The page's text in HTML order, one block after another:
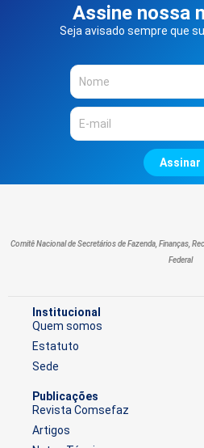
Assine nossa
Seja avisado sempre que
Assinar
Comitê Nacional de Secretários de Fazenda, Finanças,
Federal
Institucional
Quem somos
Estatuto
Sede
Publicações
Revista Comsefaz
Artigos